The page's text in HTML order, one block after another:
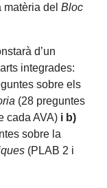
matèria delBloc
d’un
integrades:
sobre els
(28 preguntes
cada AVA) i b)
sobre la
(PLAB 2 i